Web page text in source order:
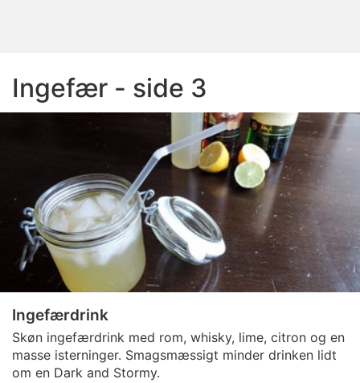
Ingefær - side 3
Ingefærdrink
Skøn ingefærdrink med rom, whisky, lime, citron og en
masse isterninger. Smagsmæssigt minder drinken lidt
om en Dark and Stormy.